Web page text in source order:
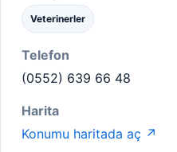
Veterinerler
Telefon
(0552) 639 66 48
Harita
Konumu haritada aç ↗